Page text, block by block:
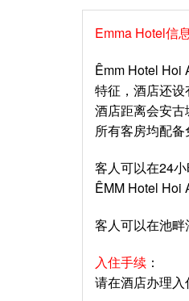
Emma Hotel信
Êmm Hotel Hoi
特征，酒店还设
酒店距离会安古
所有客房均配
客人可以在24
ÊMM Hotel Hoi
客人可以在池畔
入住手续 ：
请在酒店办理